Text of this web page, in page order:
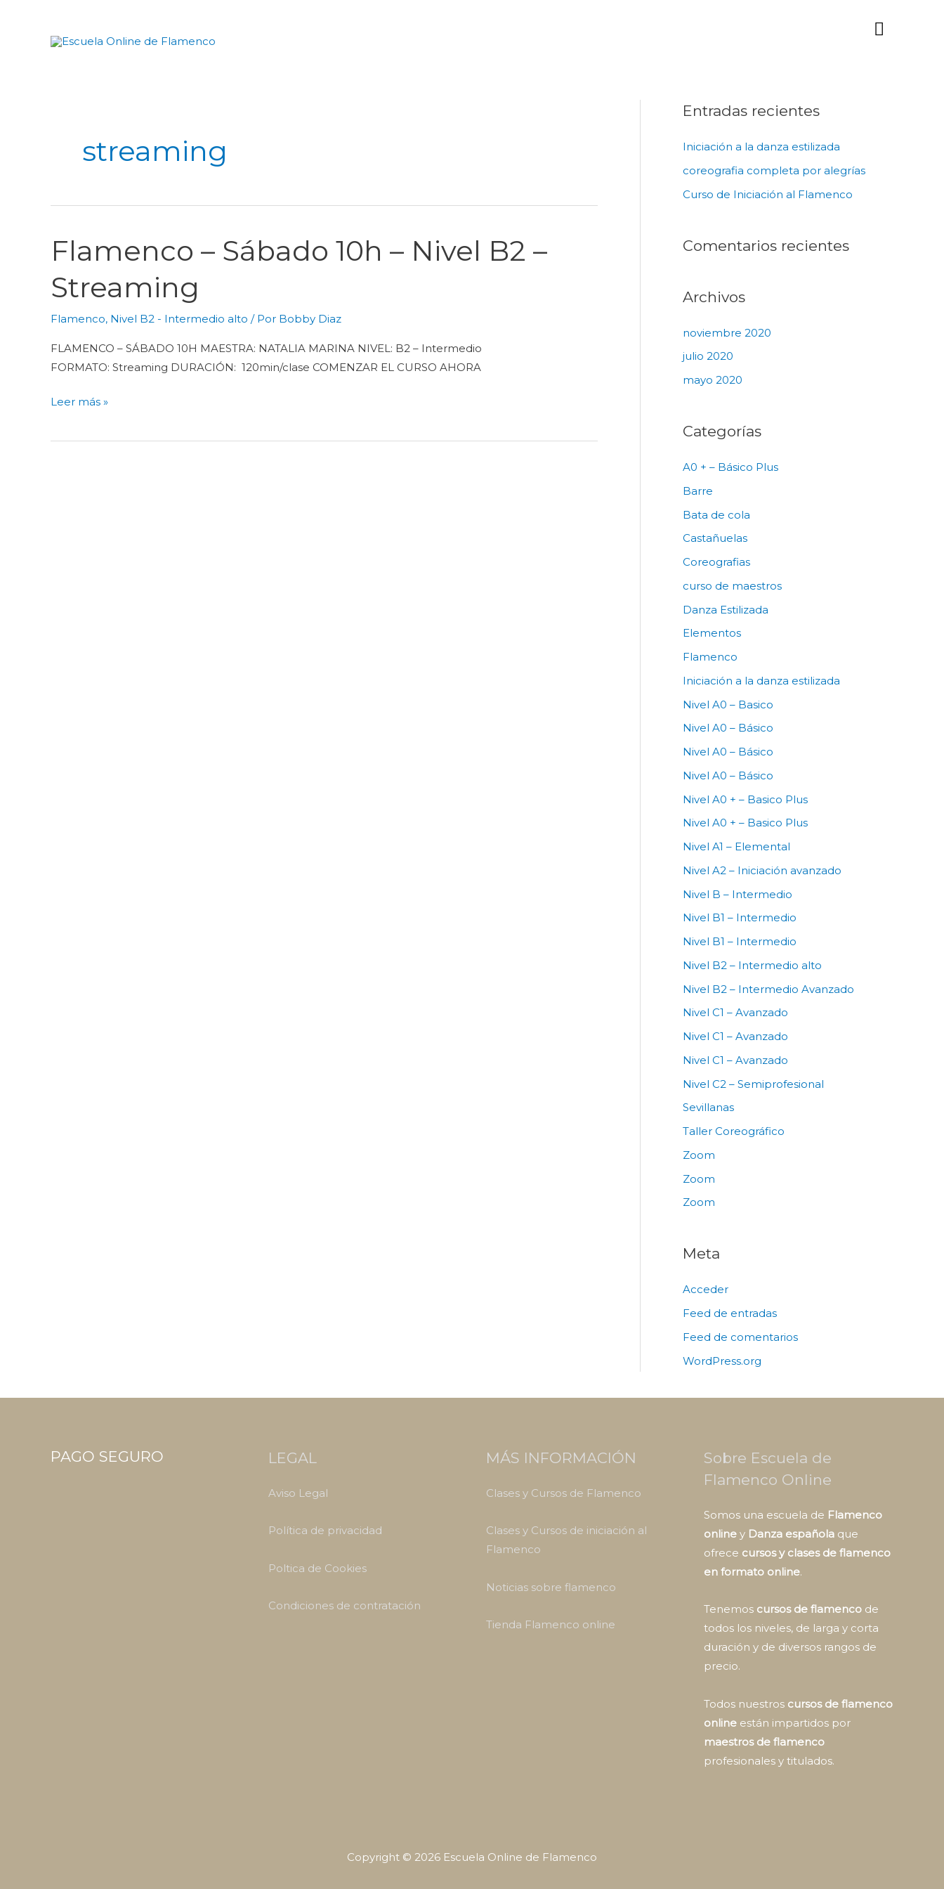
contenido
streaming
Flamenco – Sábado 10h – Nivel B2 –
Streaming
Flamenco, Nivel B2 - Intermedio alto / Por Bobby Diaz
FLAMENCO – SÁBADO 10H MAESTRA: NATALIA MARINA NIVEL: B2 – Intermedio
FORMATO: Streaming DURACIÓN: 120min/clase COMENZAR EL CURSO AHORA
Flamenco
–
Sábado
10h
–
B2
–
Leer más »
Entradas recientes
Iniciación a la danza estilizada
coreografia completa por alegrías
Curso de Iniciación al Flamenco
Comentarios recientes
Archivos
noviembre 2020
julio 2020
mayo 2020
Categorías
A0 + – Básico Plus
Barre
Bata de cola
Castañuelas
Coreografias
curso de maestros
Danza Estilizada
Elementos
Flamenco
Iniciación a la danza estilizada
Nivel A0 – Basico
Nivel A0 – Básico
Nivel A0 – Básico
Nivel A0 – Básico
Nivel A0 + – Basico Plus
Nivel A0 + – Basico Plus
Nivel A1 – Elemental
Nivel A2 – Iniciación avanzado
Nivel B – Intermedio
Nivel B1 – Intermedio
Nivel B1 – Intermedio
Nivel B2 – Intermedio alto
Nivel B2 – Intermedio Avanzado
Nivel C1 – Avanzado
Nivel C1 – Avanzado
Nivel C1 – Avanzado
Nivel C2 – Semiprofesional
Sevillanas
Taller Coreográfico
Zoom
Zoom
Zoom
Meta
Acceder
Feed de entradas
Feed de comentarios
WordPress.org
PAGO SEGURO LEGAL
Aviso Legal
Política de privacidad
Poltica de Cookies
Condiciones de contratación
MÁS INFORMACIÓN
Clases y Cursos de Flamenco
Clases y Cursos de iniciación al
Flamenco
Noticias sobre flamenco
Tienda Flamenco online
Sobre Escuela de
Flamenco Online
Somos una escuela de Flamenco
online y Danza española que
ofrece cursos y clases de flamenco
en formato online.
Tenemos cursos de flamenco de
todos los niveles, de larga y corta
duración y de diversos rangos de
precio.
Todos nuestros cursos de flamenco
online están impartidos por
maestros de flamenco
profesionales y titulados.
Copyright © 2026 Escuela Online de Flamenco